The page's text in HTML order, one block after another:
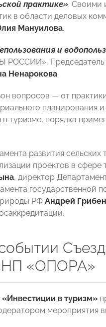
практике». Своими
в области деловых
Мануилова.
и
РОССИИ»,
Ненарокова.
вопросов — от
планирования
туризме, порядка
развития
проектов в сфере
, директор
государственной
РФ Андрей
«ОПОРА»
«Инвестиции в туризм»